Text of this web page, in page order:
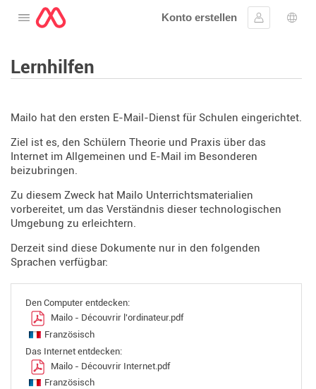
Öffnen Sie das Menü
Konto erstellen
Anmelden
Lernhilfen
Mailo hat den ersten E-Mail-Dienst für Schulen eingerichtet.
Ziel ist es, den Schülern Theorie und Praxis über das
Internet im Allgemeinen und E-Mail im Besonderen
beizubringen.
Zu diesem Zweck hat Mailo Unterrichtsmaterialien
vorbereitet, um das Verständnis dieser technologischen
Umgebung zu erleichtern.
Derzeit sind diese Dokumente nur in den folgenden
Sprachen verfügbar:
Den Computer entdecken:
Mailo - Découvrir l'ordinateur.pdf
Französisch
Das Internet entdecken:
Mailo - Découvrir Internet.pdf
Französisch